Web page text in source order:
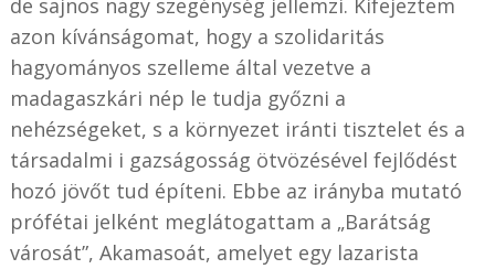
de sajnos nagy szegénység jellemzi. Kifejeztem
azon kívánságomat, hogy a szolidaritás
hagyományos szelleme által vezetve a
madagaszkári nép le tudja győzni a
nehézségeket, s a környezet iránti tisztelet és a
társadalmi i gazságosság ötvözésével fejlődést
hozó jövőt tud építeni. Ebbe az irányba mutató
prófétai jelként meglátogattam a „Barátság
városát”, Akamasoát, amelyet egy lazarista